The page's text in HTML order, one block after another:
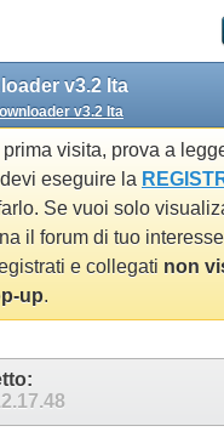
v3.2 Ita
v3.2 Ita
visita, prova a
eseguire la
Se vuoi solo
il forum di tuo
e collegati non
up.